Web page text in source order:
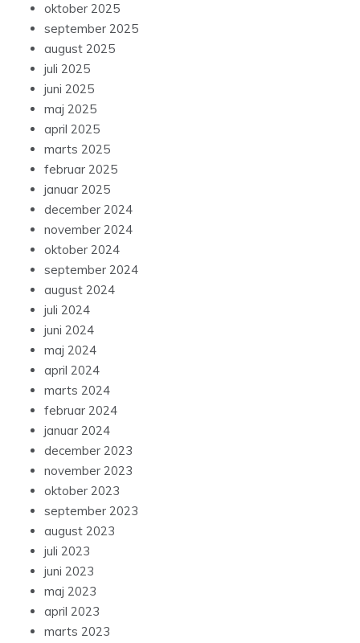
oktober 2025
september 2025
august 2025
juli 2025
juni 2025
maj 2025
april 2025
marts 2025
februar 2025
januar 2025
december 2024
november 2024
oktober 2024
september 2024
august 2024
juli 2024
juni 2024
maj 2024
april 2024
marts 2024
februar 2024
januar 2024
december 2023
november 2023
oktober 2023
september 2023
august 2023
juli 2023
juni 2023
maj 2023
april 2023
marts 2023